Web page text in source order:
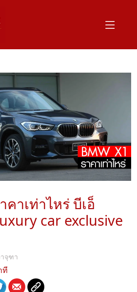
คาเท่าไหร่ บีเอ็
car exclusive
าจุฑา
ที